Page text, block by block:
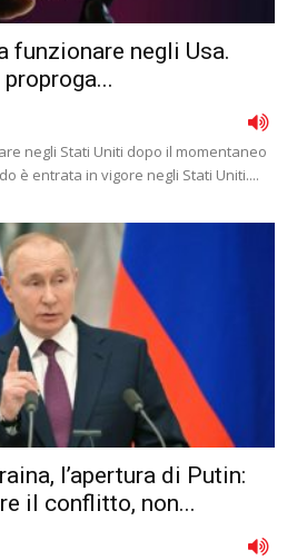
funzionare negli Usa.
negli Stati Uniti dopo il momentaneo
è entrata in vigore negli Stati Uniti....
l’apertura di Putin:
il conflitto, non...